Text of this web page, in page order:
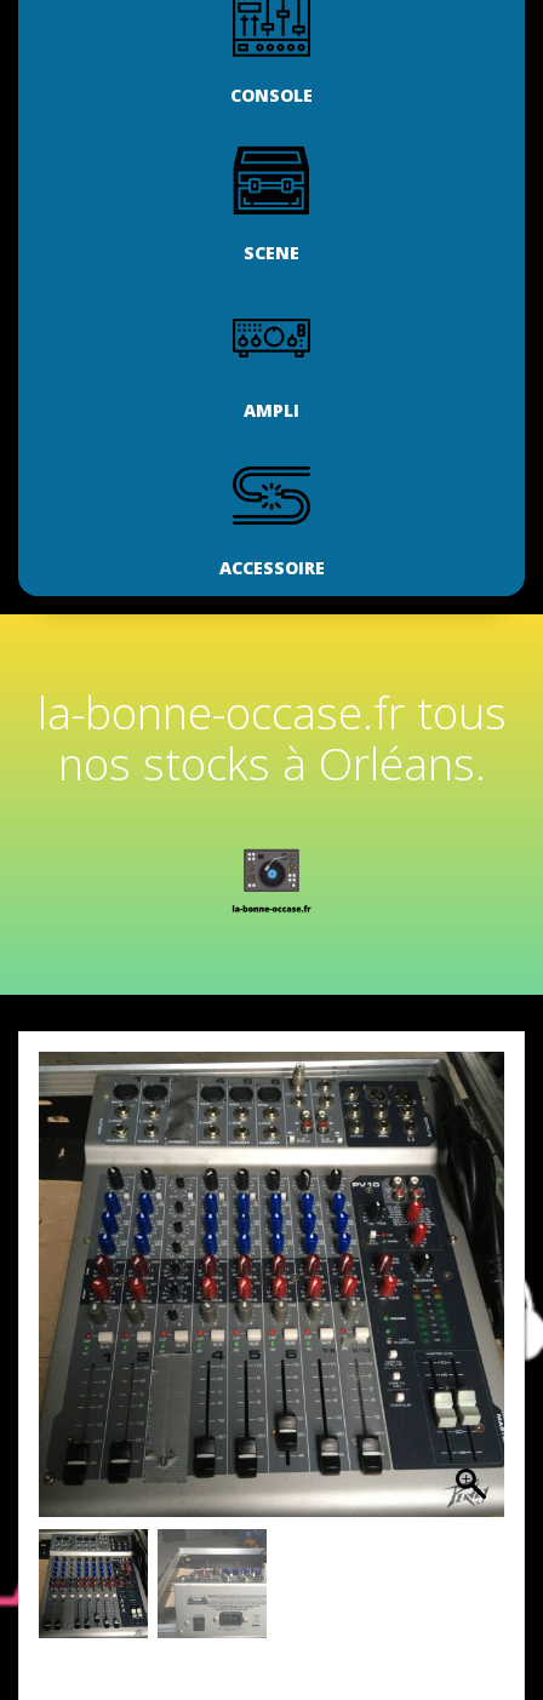
CONSOLE
SCENE
AMPLI
ACCESSOIRE
la-bonne-occase.fr tous
nos stocks à Orléans.